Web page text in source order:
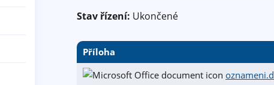
Stav řízení: Ukončené
Příloha